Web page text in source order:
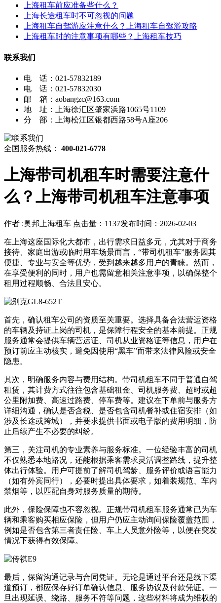
上海租车前应准备些什么？
上海长途租车时不可忽视的问题
上海租车自驾游应注意什么？上海租车自驾游攻略
上海租车时的注意事项有哪些？上海租车技巧
联系我们
电 话：021-57832189
电 话：021-57832030
邮 箱：aobangzc@163.com
地 址：上海徐汇区肇家浜路1065号1109
分 部：上海松江区银都西路58号A座206
全国服务热线： 400-021-6778
上海带司机租车时需要注意什
么？上海带司机租车注意事项
作者 :奥邦上海租车 点击量：1137发布时间：2026-02-03
在上海这座国际化大都市，出行需求日益多元，尤其对于商务
接待、家庭出游或临时用车场景而言，“带司机租车”服务因其
便捷、专业与安全等优势，受到越来越多用户的青睐。然而，
在享受便利的同时，用户也需留意相关注意事项，以确保整个
租用过程顺畅、合法且安心。
首先，确认租车公司的资质至关重要。选择具备合法营运资格
的车辆及持证上岗的司机，是保障行程安全的基本前提。正规
服务通常会提供车辆营运证、司机从业资格证等信息，用户在
预订前应主动核实，避免因使用“黑车”而带来法律风险或安全
隐患。
其次，明确服务内容与费用结构。带司机租车不同于普通自驾
租赁，其计费方式往往包含基础租金、司机服务费、超时或超
公里附加费、高速过路费、停车费等。建议在下单前与服务方
详细沟通，确认是否含税、是否包含司机餐补或住宿安排（如
涉及长途或跨城），并要求提供书面或电子版的费用明细，防
止后续产生不必要的纠纷。
第三，关注司机的专业素养与服务标准。一位经验丰富的司机
不仅熟悉本地路况，还能根据乘客需求灵活调整路线，提升整
体出行体验。用户可提前了解司机驾龄、服务评价或语言能力
（如有外宾同行），必要时提出具体要求，如着装规范、车内
禁烟等，以匹配自身对服务质量的期待。
此外，保险保障也不容忽视。正规带司机租车服务通常已为车
辆和乘客购买相应保险，但用户仍应主动询问保险覆盖范围，
例如是否包含第三者责任险、车上人员意外险等，以便在突发
情况下获得有效保障。
最后，保留沟通记录与合同凭证。无论是通过平台还是线下渠
道预订，都应保存好订单确认信息、服务协议及付款凭证。一
旦出现延误、绕路、服务不符等问题，这些材料将成为维权的